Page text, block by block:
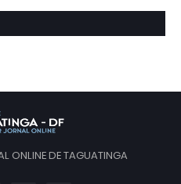
ONLINE DE TAGUATINGA